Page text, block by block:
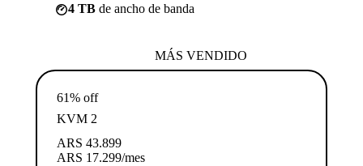
4 TB de ancho de banda
MÁS VENDIDO
61% off
KVM 2
ARS 43.899
ARS 17.299/mes